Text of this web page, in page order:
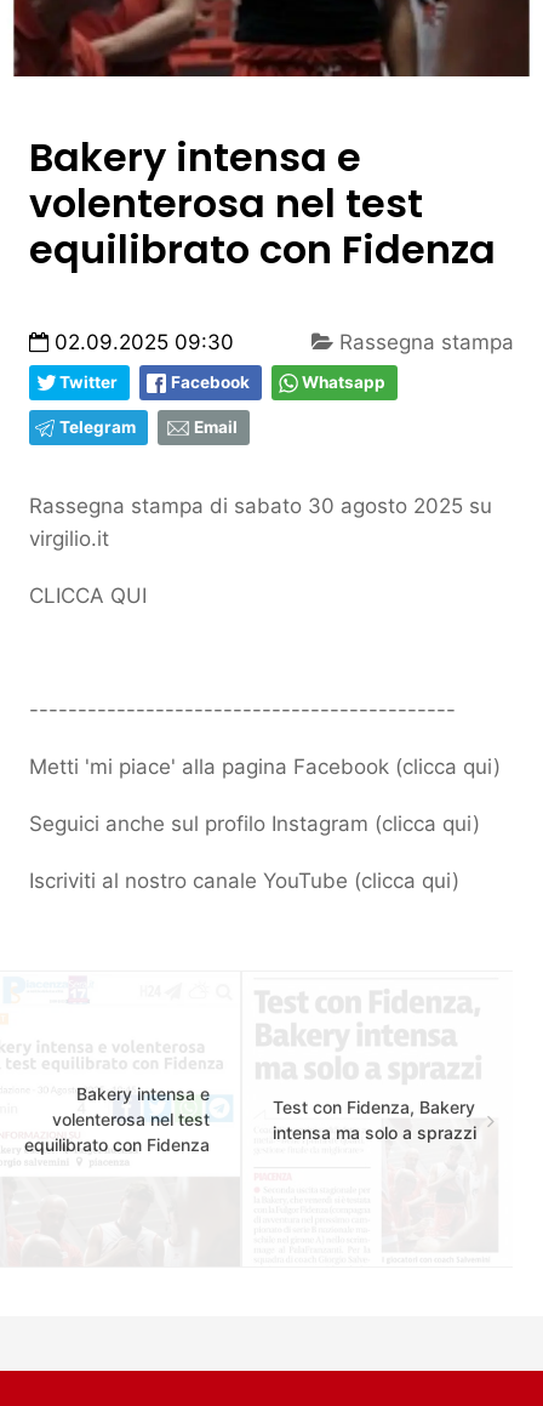
Bakery intensa e
volenterosa nel test
equilibrato con Fidenza
02.09.2025 09:30 Rassegna stampa
Twitter Facebook Whatsapp
Telegram Email
Rassegna stampa di sabato 30 agosto 2025 su
virgilio.it
CLICCA QUI
--------------------------------------------
Metti 'mi piace' alla pagina Facebook (clicca qui)
Seguici anche sul profilo Instagram (clicca qui)
Iscriviti al nostro canale YouTube (clicca qui)
Bakery intensa e
volenterosa nel test
equilibrato con Fidenza
Test con Fidenza, Bakery
intensa ma solo a sprazzi